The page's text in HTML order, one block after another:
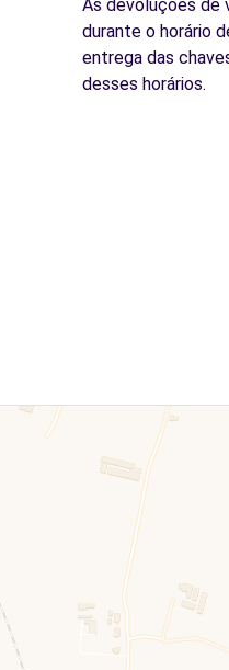
As devoluções de
durante o horário
entrega das
desses horários.